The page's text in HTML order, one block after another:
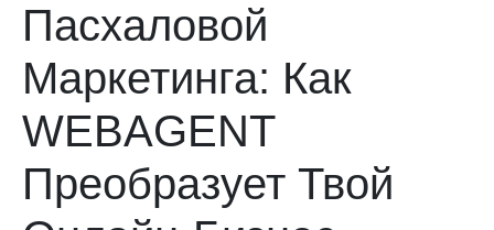
Пасхаловой
Маркетинга: Как
WEBAGENT
Преобразует Твой